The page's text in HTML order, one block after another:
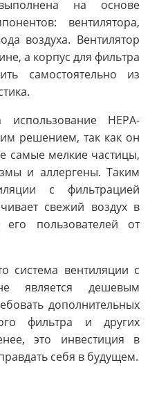
на основе
вентилятора,
воздуха. Вентилятор
а корпус для фильтра
самостоятельно из
HEPA-
решением, так как он
самые мелкие частицы,
и аллергены. Таким
с фильтрацией
свежий воздух в
пользователей от
система вентиляции с
является дешевым
дополнительных
фильтра и других
это инвестиция в
себя в будущем.